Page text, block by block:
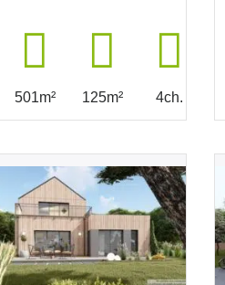
501m² 125m² 4ch.